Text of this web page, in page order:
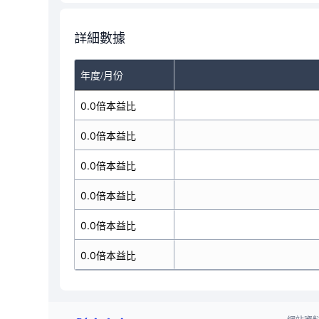
詳細數據
年度/月份
0.0倍本益比
0.0倍本益比
0.0倍本益比
0.0倍本益比
0.0倍本益比
0.0倍本益比